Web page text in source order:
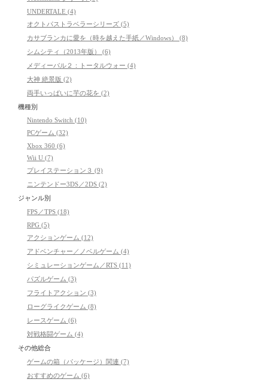
UNDERTALE (4)
オクトパストラベラーシリーズ (5)
カサブランカに愛を（時を越えた手紙／Windows） (8)
シムシティ（2013年版） (6)
メディーバル２：トータルウォー (4)
大神 絶景版 (2)
両手いっぱいに芋の花を (2)
機種別
Nintendo Switch (10)
PCゲーム (32)
Xbox 360 (6)
Wii U (7)
プレイステーション３ (9)
ニンテンドー3DS／2DS (2)
ジャンル別
FPS／TPS (18)
RPG (5)
アクションゲーム (12)
アドベンチャー／ノベルゲーム (4)
シミュレーションゲーム／RTS (11)
パズルゲーム (3)
フライトアクション (3)
ローグライクゲーム (8)
レースゲーム (6)
対戦格闘ゲーム (4)
その他総合
ゲームの箱（パッケージ）関連 (7)
おすすめのゲーム (6)